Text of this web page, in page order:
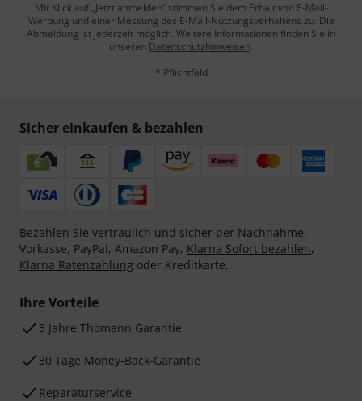
Mit Klick auf „Jetzt anmelden“ stimmen Sie dem Erhalt von E-Mail-
Werbung und einer Messung des E-Mail-Nutzungsverhaltens zu. Die
Abmeldung ist jederzeit möglich. Weitere Informationen finden Sie in
unseren Datenschutzhinweisen.
* Pflichtfeld
Sicher einkaufen & bezahlen
Bezahlen Sie vertraulich und sicher per Nachnahme,
Vorkasse, PayPal, Amazon Pay, Klarna Sofort bezahlen,
Klarna Ratenzahlung oder Kreditkarte.
Ihre Vorteile
3 Jahre Thomann Garantie
30 Tage Money-Back-Garantie
Reparaturservice